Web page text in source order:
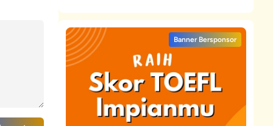
Banner Bersponsor